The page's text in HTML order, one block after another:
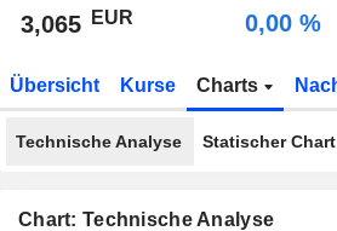
3,065 EUR 0,00 %
Übersicht Kurse Charts
Technische Analyse Statischer Chart
Chart: Technische Analyse